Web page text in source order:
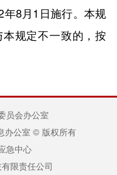
年8月1日施行。本规
规定不一致的，按
员会办公室
办公室 © 版权所有
急中心
限责任公司